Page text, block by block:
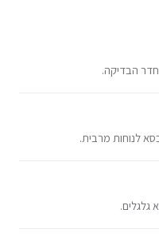
לנוחות מרבית.
גלגלים.